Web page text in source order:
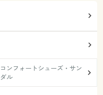
コンフォートシューズ・サン
ダル